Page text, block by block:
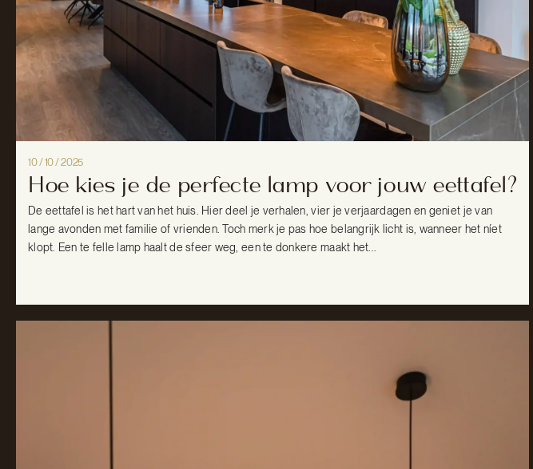
10 / 10 / 2025
Hoe kies je de perfecte lamp voor jouw eettafel?
De eettafel is het hart van het huis. Hier deel je verhalen, vier je verjaardagen en geniet je van
lange avonden met familie of vrienden. Toch merk je pas hoe belangrijk licht is, wanneer het níet
klopt. Een te felle lamp haalt de sfeer weg, een te donkere maakt het...